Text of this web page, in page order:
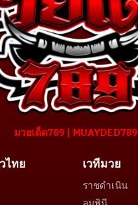
มวยเด็ด789 | MUAYDED789
ไทย เวทีมวย
ราชดำเนิน